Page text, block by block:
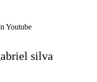
Youtube
silva